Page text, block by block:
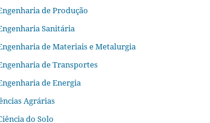
de Produção
Sanitária
de Materiais e Metalurgia
de Transportes
de Energia
Agrárias
do Solo